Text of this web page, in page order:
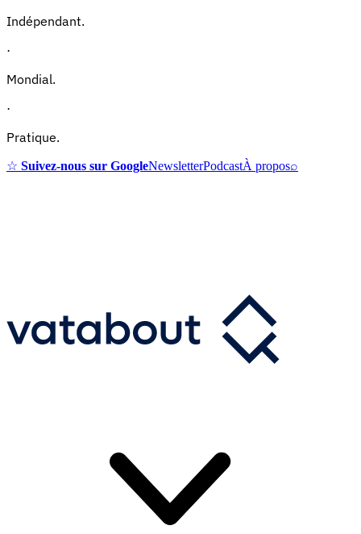
Indépendant.
·
Mondial.
·
Pratique.
☆ Suivez-nous sur GoogleNewsletterPodcastÀ propos⌕